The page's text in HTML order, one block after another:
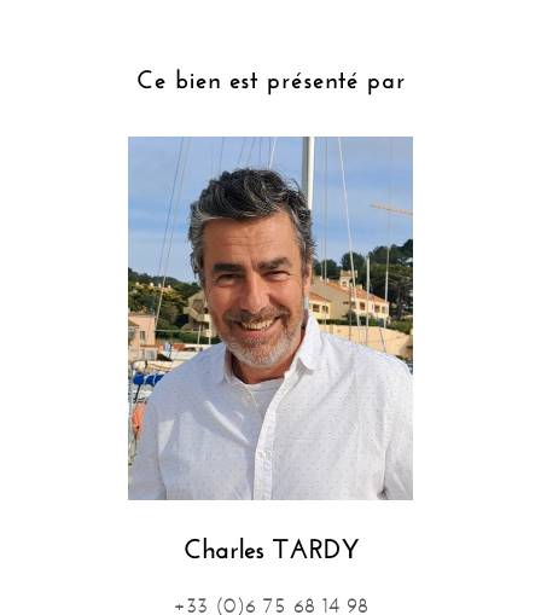
Ce bien est présenté par
Charles TARDY
+33 (0)6 75 68 14 98